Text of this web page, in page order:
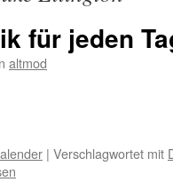
für jeden
altmod
| Verschlagwortet mit